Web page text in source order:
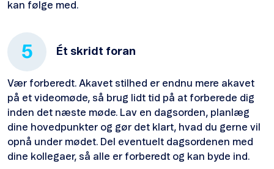
kan følge med.
5 Ét skridt foran
Vær forberedt. Akavet stilhed er endnu mere akavet
på et videomøde, så brug lidt tid på at forberede dig
inden det næste møde. Lav en dagsorden, planlæg
dine hovedpunkter og gør det klart, hvad du gerne vil
opnå under mødet. Del eventuelt dagsordenen med
dine kollegaer, så alle er forberedt og kan byde ind.